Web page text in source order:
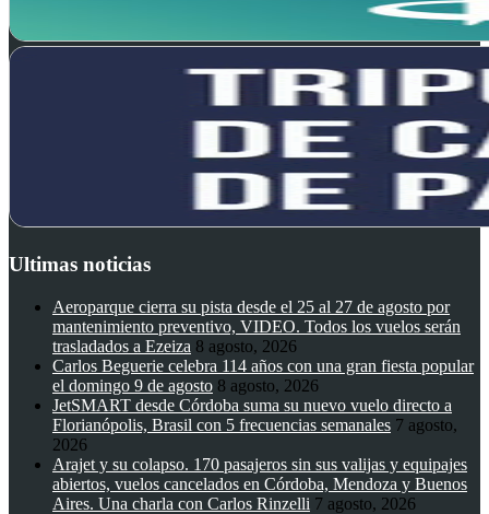
Ultimas noticias
Aeroparque cierra su pista desde el 25 al 27 de agosto por
mantenimiento preventivo, VIDEO. Todos los vuelos serán
trasladados a Ezeiza 8 agosto, 2026
Carlos Beguerie celebra 114 años con una gran fiesta popular
el domingo 9 de agosto 8 agosto, 2026
JetSMART desde Córdoba suma su nuevo vuelo directo a
Florianópolis, Brasil con 5 frecuencias semanales 7 agosto,
2026
Arajet y su colapso. 170 pasajeros sin sus valijas y equipajes
abiertos, vuelos cancelados en Córdoba, Mendoza y Buenos
Aires. Una charla con Carlos Rinzelli 7 agosto, 2026